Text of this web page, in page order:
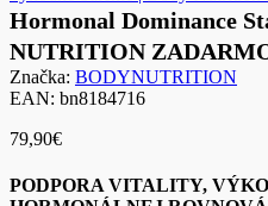
Hormonal Dominance
NUTRITION
Značka: BODYNUTRITION
EAN: bn8184716
79,90€
PODPORA VITALITY,